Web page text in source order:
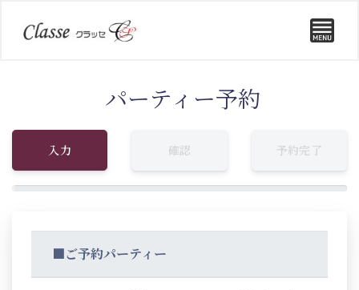
パーティー予約
入力 確認 予約完了
■ご予約パーティー